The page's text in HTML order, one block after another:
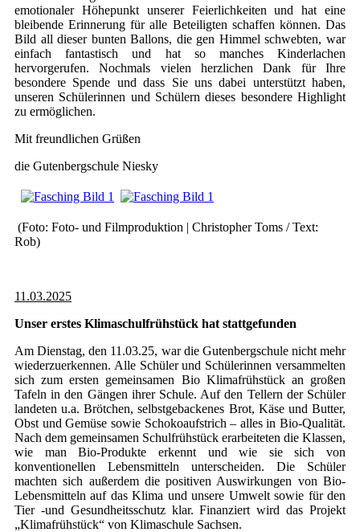
emotionaler Höhepunkt unserer Feierlichkeiten und hat eine
bleibende Erinnerung für alle Beteiligten schaffen können. Das
Bild all dieser bunten Ballons, die gen Himmel schwebten, war
einfach fantastisch und hat so manches Kinderlachen
hervorgerufen. Nochmals vielen herzlichen Dank für Ihre
besondere Spende und dass Sie uns dabei unterstützt haben,
unseren Schülerinnen und Schülern dieses besondere Highlight
zu ermöglichen.
Mit freundlichen Grüßen
die Gutenbergschule Niesky
(Foto: Foto- und Filmproduktion | Christopher Toms / Text:
Rob)
11.03.2025
Unser erstes Klimaschulfrühstück hat stattgefunden
Am Dienstag, den 11.03.25, war die Gutenbergschule nicht mehr
wiederzuerkennen. Alle Schüler und Schülerinnen versammelten
sich zum ersten gemeinsamen Bio Klimafrühstück an großen
Tafeln in den Gängen ihrer Schule. Auf den Tellern der Schüler
landeten u.a. Brötchen, selbstgebackenes Brot, Käse und Butter,
Obst und Gemüse sowie Schokoaufstrich – alles in Bio-Qualität.
Nach dem gemeinsamen Schulfrühstück erarbeiteten die Klassen,
wie man Bio-Produkte erkennt und wie sie sich von
konventionellen Lebensmitteln unterscheiden. Die Schüler
machten sich außerdem die positiven Auswirkungen von Bio-
Lebensmitteln auf das Klima und unsere Umwelt sowie für den
Tier -und Gesundheitsschutz klar. Finanziert wird das Projekt
„Klimafrühstück“ von Klimaschule Sachsen.